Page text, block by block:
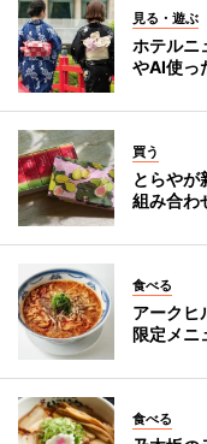
見る・遊ぶ
ホテルニ
やAI使っ
買う
とらや
組み合わ
食べる
アーク
限定メニ
食べる